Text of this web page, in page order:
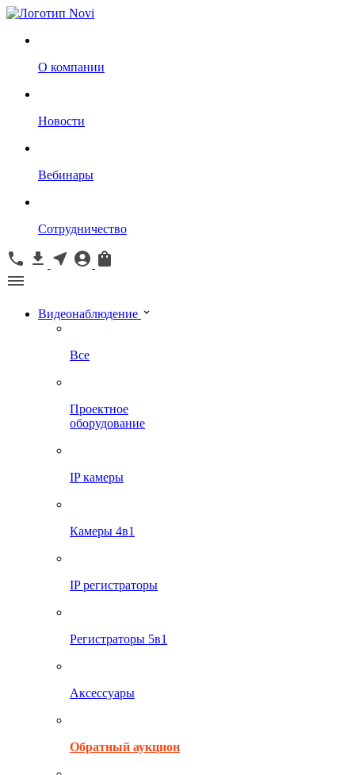
О компании
Новости
Вебинары
Сотрудничество
Видеонаблюдение
Все
Проектное
оборудование
IP камеры
Камеры 4в1
IP регистраторы
Регистраторы 5в1
Аксессуары
Обратный аукцион